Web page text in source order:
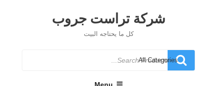
شركة تراست جروب
كل ما يحتاجه البيت
Search
for